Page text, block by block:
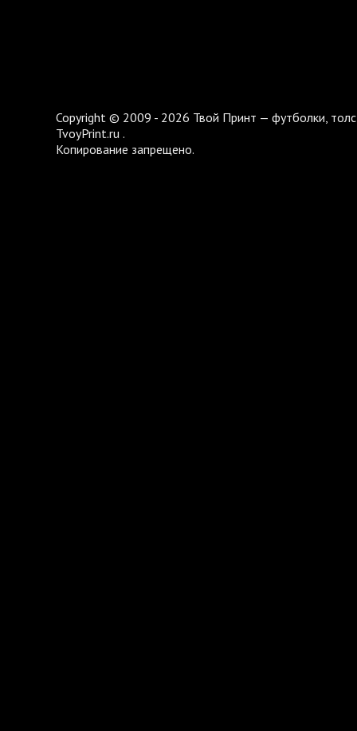
Copyright © 2009 - 2026 Твой Принт — футболки,
TvoyPrint.ru .
Копирование запрещено.